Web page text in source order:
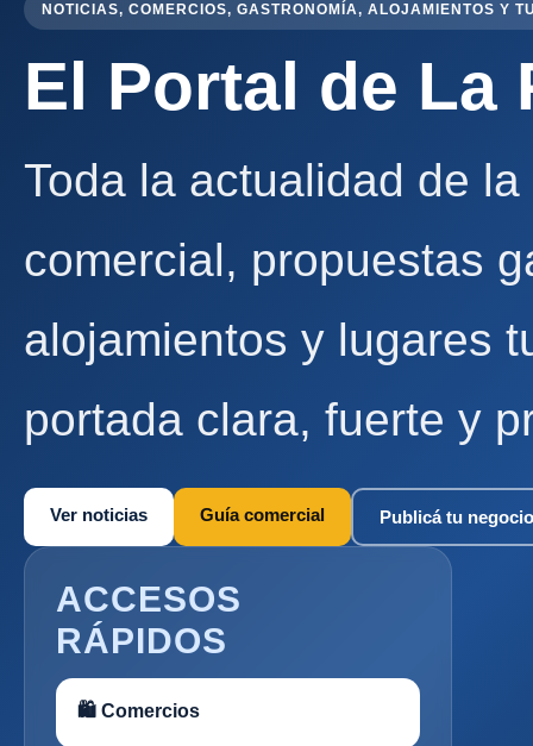
NOTICIAS, COMERCIOS, GASTRONOMÍA, ALOJAMIENTOS Y
El Portal de La
Toda la actualidad de
comercial, propuestas
alojamientos y lugares
portada clara, fuerte y
Ver noticias Guía comercial Publicá tu negocio
ACCESOS
RÁPIDOS
🛍 Comercios